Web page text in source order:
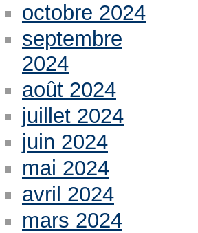
octobre 2024
septembre
2024
août 2024
juillet 2024
juin 2024
mai 2024
avril 2024
mars 2024